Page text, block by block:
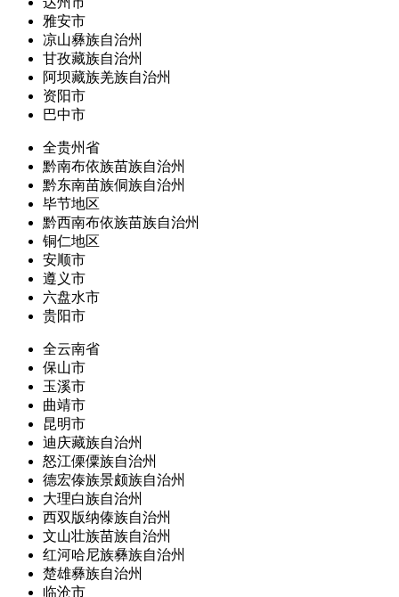
雅安市
凉山彝族自治州
甘孜藏族自治州
阿坝藏族羌族自治州
资阳市
巴中市
全贵州省
黔南布依族苗族自治州
黔东南苗族侗族自治州
毕节地区
黔西南布依族苗族自治州
铜仁地区
安顺市
遵义市
六盘水市
贵阳市
全云南省
保山市
玉溪市
曲靖市
昆明市
迪庆藏族自治州
怒江傈僳族自治州
德宏傣族景颇族自治州
大理白族自治州
西双版纳傣族自治州
文山壮族苗族自治州
红河哈尼族彝族自治州
楚雄彝族自治州
临沧市